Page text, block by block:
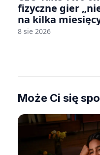
fizyczne gier
na kilka
8 sie 2026
Może Ci się